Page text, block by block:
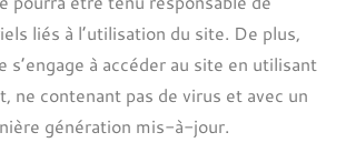
liés à l’utilisation du site. De plus,
s’engage à accéder au site en utilisant
ne contenant pas de virus et avec un
génération mis-à-jour.